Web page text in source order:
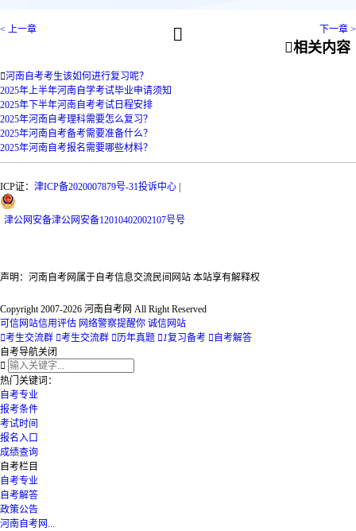
< 上一章  下一章 >
相关内容
河南自考考生该如何进行复习呢？
2025年上半年河南自学考试毕业申请须知
2025年下半年河南自考考试日程安排
2025年河南自考理科需要怎么复习？
2025年河南自考备考需要准备什么？
2025年河南自考报名需要哪些材料？
ICP证： 津ICP备2020007879号-31投诉中心
津公网安备津公网安备12010402002107号号
声明：河南自考网属于自考信息交流民间网站 本站享有解释权
Copyright 2007-2026 河南自考网 All Right Reserved
可信网站信用评估 网络警察提醒你 诚信网站
考生交流群 考生交流群 历年真题 1复习备考  自考解答
自考导航关闭

热门关键词：
自考专业
报考条件
考试时间
报名入口
成绩查询
自考栏目
自考专业
自考解答
政策公告
河南自考网...